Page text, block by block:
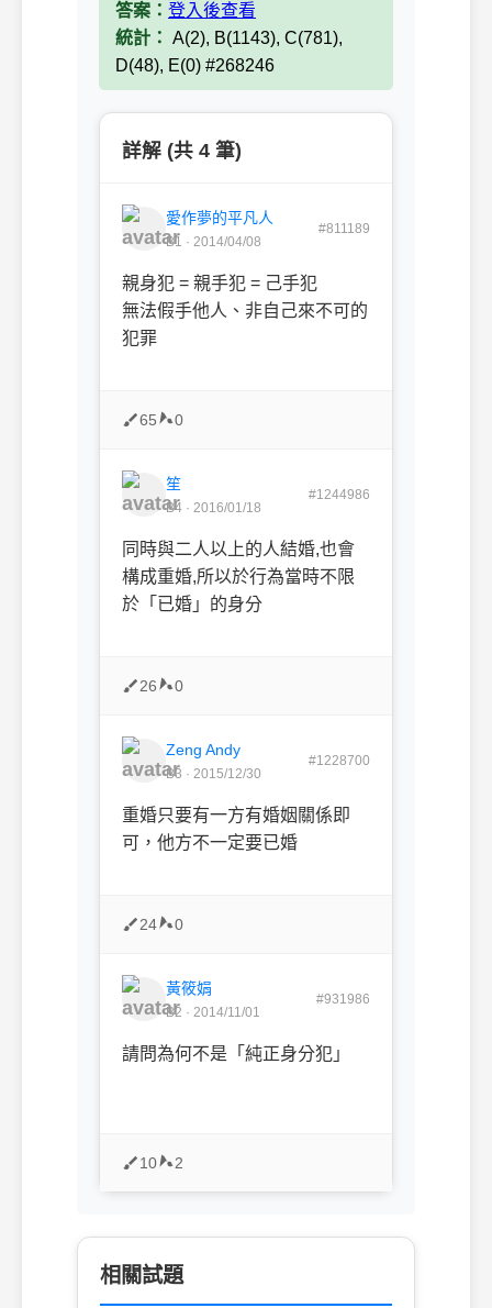
答案： 登入後查看
統計： A(2), B(1143), C(781),
D(48), E(0) #268246
詳解 (共 4 筆)
愛作夢的平凡人
B1 · 2014/04/08
#811189
親身犯 = 親手犯 = 己手犯
無法假手他人、非自己來不可的
犯罪
65 0
笙
B4 · 2016/01/18
#1244986
同時與二人以上的人結婚,也會
構成重婚,所以於行為當時不限
於「已婚」的身分
26 0
Zeng Andy
B3 · 2015/12/30
#1228700
重婚只要有一方有婚姻關係即
可，他方不一定要已婚
24 0
黃筱娟
B2 · 2014/11/01
#931986
請問為何不是「純正身分犯」
10 2
相關試題